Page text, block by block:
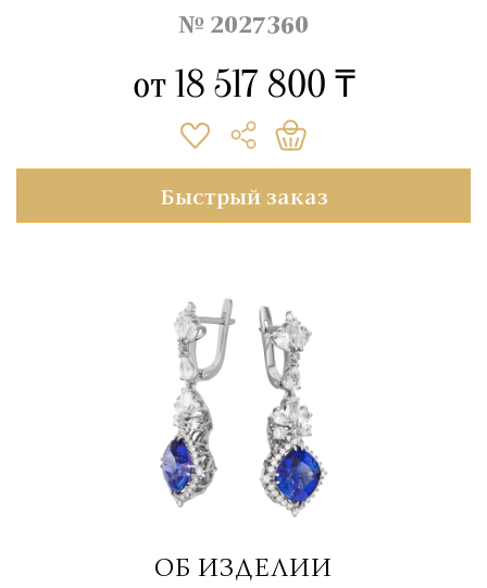
№ 2027360
от 18 517 800 ₸
Быстрый заказ
ОБ ИЗДЕЛИИ